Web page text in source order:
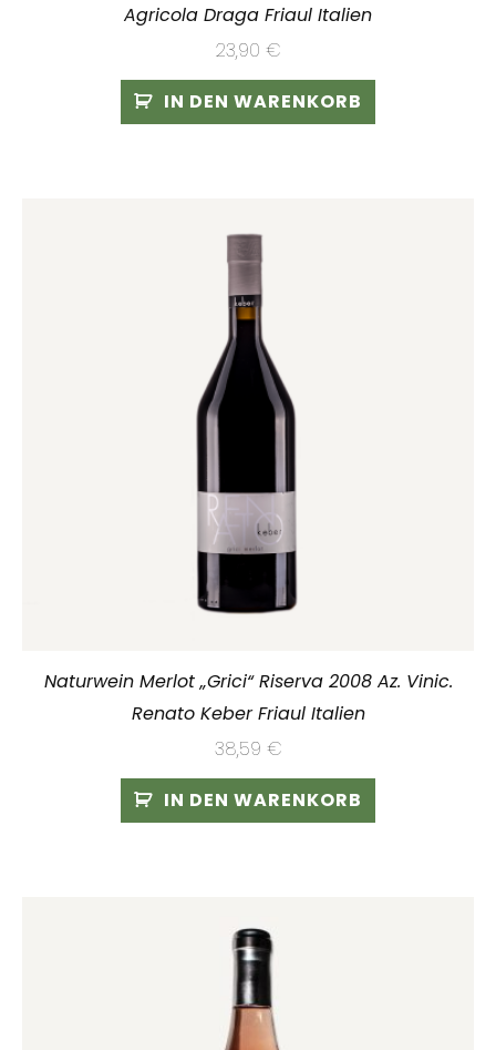
Agricola Draga Friaul Italien
23,90 €
IN DEN WARENKORB
Naturwein Merlot „Grici“ Riserva 2008 Az. Vinic.
Renato Keber Friaul Italien
38,59 €
IN DEN WARENKORB